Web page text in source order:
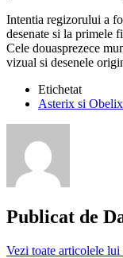
Intentia regizorului a
desenate si la primele
Cele douasprezece
vizual si desenele
Etichetat
Asterix si
Publicat de
Vezi toate articolele